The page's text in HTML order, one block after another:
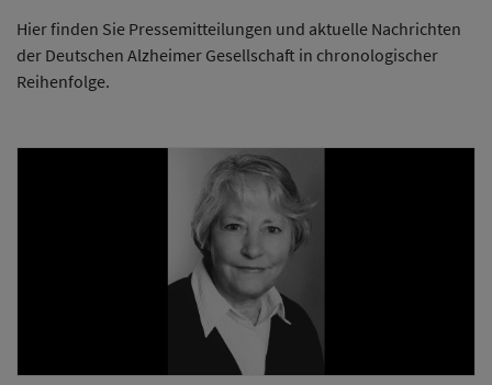
Hier finden Sie Pressemitteilungen und aktuelle Nachrichten
der Deutschen Alzheimer Gesellschaft in chronologischer
Reihenfolge.